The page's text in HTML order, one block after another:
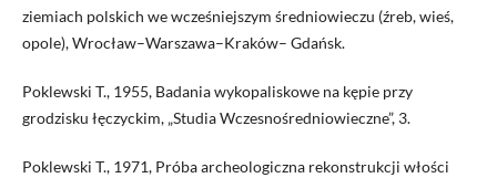
ziemiach polskich we wcześniejszym średniowieczu (źreb, wieś,
opole), Wrocław–Warszawa–Kraków– Gdańsk.
Poklewski T., 1955, Badania wykopaliskowe na kępie przy
grodzisku łęczyckim, „Studia Wczesnośredniowieczne”, 3.
Poklewski T., 1971, Próba archeologiczna rekonstrukcji włości